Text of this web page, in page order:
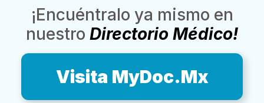
¡Encuéntralo ya mismo en
nuestro Directorio Médico!
Visita MyDoc.Mx